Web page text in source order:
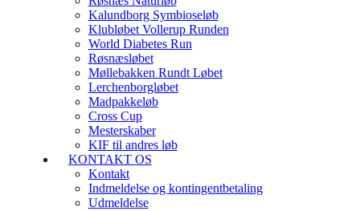
Kalundborg Symbioseløb
Klubløbet Vollerup Runden
World Diabetes Run
Røsnæsløbet
Møllebakken Rundt Løbet
Lerchenborgløbet
Madpakkeløb
Cross Cup
Mesterskaber
KIF til andres løb
KONTAKT OS
Kontakt
Indmeldelse og kontingentbetaling
Udmeldelse